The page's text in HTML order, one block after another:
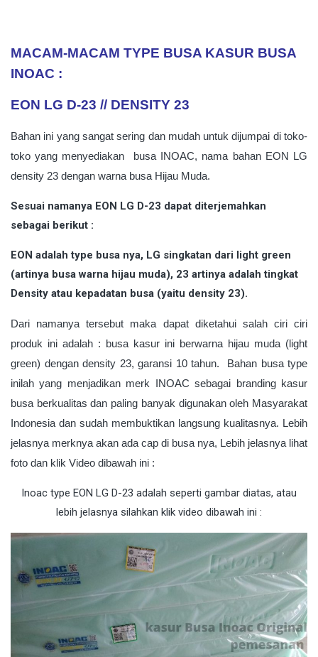
MACAM-MACAM TYPE BUSA KASUR BUSA
INOAC :
EON LG D-23 // DENSITY 23
Bahan ini yang sangat sering dan mudah untuk dijumpai di toko-
toko yang menyediakan busa INOAC, nama bahan EON LG
density 23 dengan warna busa Hijau Muda.
Sesuai namanya EON LG D-23 dapat diterjemahkan
sebagai berikut :
EON adalah type busa nya, LG singkatan dari light green
(artinya busa warna hijau muda), 23 artinya adalah tingkat
Density atau kepadatan busa (yaitu density 23).
Dari namanya tersebut maka dapat diketahui salah ciri ciri
produk ini adalah : busa kasur ini berwarna hijau muda (light
green) dengan density 23, garansi 10 tahun. Bahan busa type
inilah yang menjadikan merk INOAC sebagai branding kasur
busa berkualitas dan paling banyak digunakan oleh Masyarakat
Indonesia dan sudah membuktikan langsung kualitasnya. Lebih
jelasnya merknya akan ada cap di busa nya, Lebih jelasnya lihat
foto dan klik Video dibawah ini :
Inoac type EON LG D-23 adalah seperti gambar diatas, atau
lebih jelasnya silahkan klik video dibawah ini :